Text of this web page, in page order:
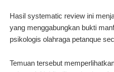
Hasil systematic review ini
yang menggabungkan bukti
psikologis olahraga petanque
Temuan tersebut